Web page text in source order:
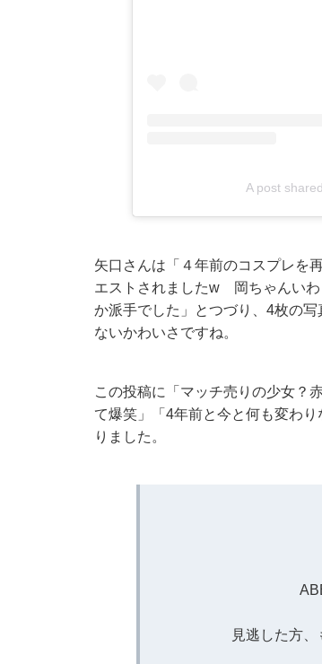
A post
矢口さんは「４年前のコスプレを
エストされましたw 岡ちゃんい
か派手でした」とつづり、4枚の
ないかわいさですね。
この投稿に「マッチ売りの少女？
て爆笑」「4年前と今と何も変わ
りました。
見逃した方